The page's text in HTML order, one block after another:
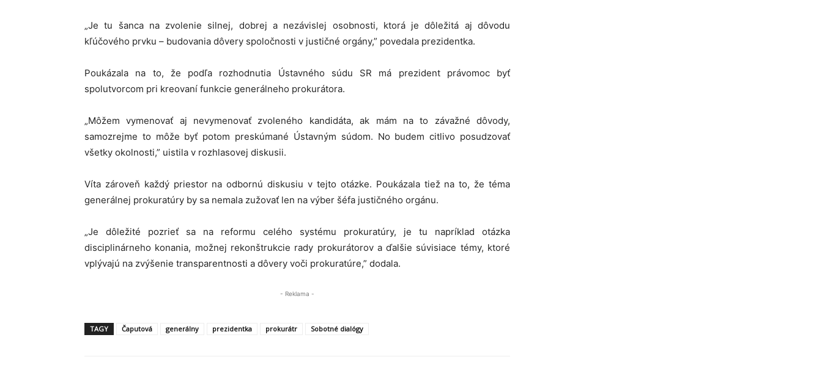
„Je tu šanca na zvolenie silnej, dobrej a nezávislej osobnosti, ktorá je dôležitá aj dôvodu
kľúčového prvku – budovania dôvery spoločnosti v justičné orgány,” povedala prezidentka.
Poukázala na to, že podľa rozhodnutia Ústavného súdu SR má prezident právomoc byť
spolutvorcom pri kreovaní funkcie generálneho prokurátora.
„Môžem vymenovať aj nevymenovať zvoleného kandidáta, ak mám na to závažné dôvody,
samozrejme to môže byť potom preskúmané Ústavným súdom. No budem citlivo posudzovať
všetky okolnosti,” uistila v rozhlasovej diskusii.
Víta zároveň každý priestor na odbornú diskusiu v tejto otázke. Poukázala tiež na to, že téma
generálnej prokuratúry by sa nemala zužovať len na výber šéfa justičného orgánu.
„Je dôležité pozrieť sa na reformu celého systému prokuratúry, je tu napríklad otázka
disciplinárneho konania, možnej rekonštrukcie rady prokurátorov a ďalšie súvisiace témy, ktoré
vplývajú na zvýšenie transparentnosti a dôvery voči prokuratúre,” dodala.
- Reklama -
TAGY Čaputová generálny prezidentka prokurátr Sobotné dialógy